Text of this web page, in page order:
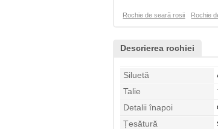
Rochie de seară rosii Rochie
Descrierea rochiei
Siluetă
Talie
Detalii înapoi
Țesătură